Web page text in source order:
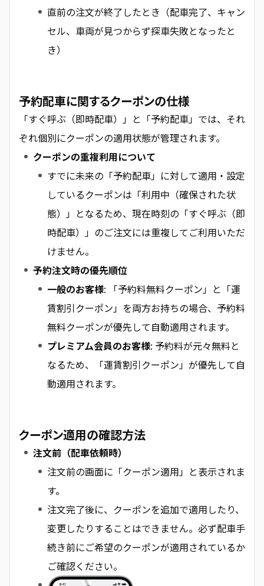
直前の注文が終了したとき（配車完了、キャン
セル、車両が見つからず探車失敗となったと
き）
予約配車に関するクーポンの仕様
「すぐ呼ぶ（即時配車）」と「予約配車」では、それ
ぞれ個別にクーポンの適用状態が管理されます。
クーポンの重複利用について
すでに未来の「予約配車」に対して適用・設定
しているクーポンは「利用中（確保された状
態）」となるため、現在時刻の「すぐ呼ぶ（即
時配車）」のご注文には重複してご利用いただ
けません。
予約注文時の優先順位
一般のお客様: 「予約料無料クーポン」と「運
賃割引クーポン」を両方お持ちの場合、予約料
無料クーポンが優先して自動適用されます。
プレミアム会員のお客様: 予約料が元々無料と
なるため、「運賃割引クーポン」が優先して自
動適用されます。
クーポン適用の確認方法
注文前（配車依頼時）
注文前の画面に「クーポン適用」と表示されま
す。
注文完了後に、クーポンを追加で適用したり、
変更したりすることはできません。必ず配車手
続き前にご希望のクーポンが適用されているか
ご確認ください。